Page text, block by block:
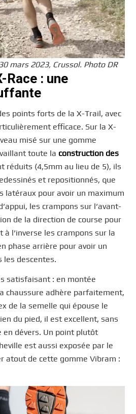
mars 2023, Crussol. Photo DR
Race : une
points forts de la X-Trail, avec
efficace. Sur la X-
misé sur une gomme
toute la construction des
réduits (4,5mm au lieu de 5), ils
et repositionnés, que
latéraux pour avoir un maximum
les crampons sur l’avant-
de la direction de course pour
l’inverse les crampons sur la
phase arrière pour avoir un
les descentes.
satisfaisant : en montée
chaussure adhère parfaitement,
de la semelle qui épouse le
du pied, il est excellent, sans
en dévers. Un point plutôt
est aussi exposée par le
atout de cette gomme Vibram :